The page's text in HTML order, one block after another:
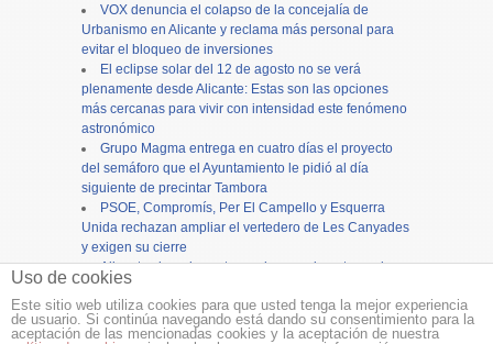
VOX denuncia el colapso de la concejalía de
Urbanismo en Alicante y reclama más personal para
evitar el bloqueo de inversiones
El eclipse solar del 12 de agosto no se verá
plenamente desde Alicante: Estas son las opciones
más cercanas para vivir con intensidad este fenómeno
astronómico
Grupo Magma entrega en cuatro días el proyecto
del semáforo que el Ayuntamiento le pidió al día
siguiente de precintar Tambora
PSOE, Compromís, Per El Campello y Esquerra
Unida rechazan ampliar el vertedero de Les Canyades
y exigen su cierre
Alicante cierra los actos en honor a la patrona, la
Virgen del Remedio, con una concurrida procesión
Copyright ©12tvy12endigital.es
Uso de cookies
Este sitio web utiliza cookies para que usted tenga la mejor experiencia
de usuario. Si continúa navegando está dando su consentimiento para la
aceptación de las mencionadas cookies y la aceptación de nuestra